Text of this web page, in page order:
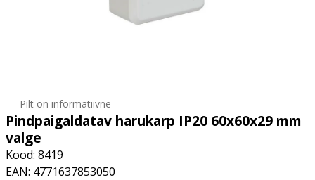
Pilt on informatiivne
Pindpaigaldatav harukarp IP20 60x60x29 mm
valge
Kood: 8419
EAN: 4771637853050